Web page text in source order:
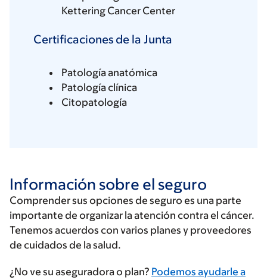
Kettering Cancer Center
Certificaciones de la Junta
Patología anatómica
Patología clínica
Citopatología
Información sobre el seguro
Comprender sus opciones de seguro es una parte
importante de organizar la atención contra el cáncer.
Tenemos acuerdos con varios planes y proveedores
de cuidados de la salud.
Ingrese
¿No ve su aseguradora o plan? Podemos ayudarle a